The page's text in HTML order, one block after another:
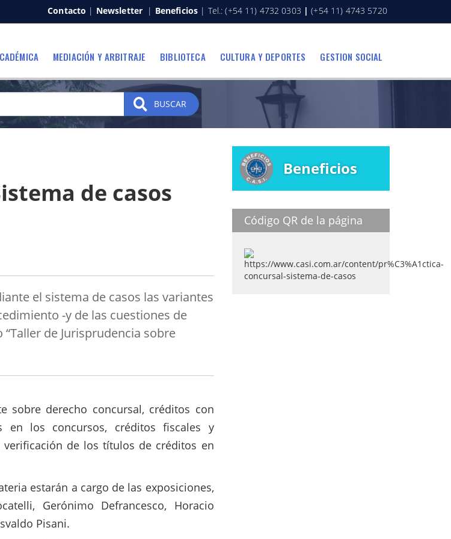
Contacto | Newsletter | Beneficios | Tel.: (+54 11) 4732 0303 | (+54 11) 4743 5720
MEDIACIÓN Y ARBITRAJE BIBLIOTECA CULTURA Y DEPORTES GESTION SOCIAL
BUSCAR
de casos
el sistema de casos las variantes
-y de las cuestiones de
de Jurisprudencia sobre
sobre derecho concursal, créditos con
en los concursos, créditos fiscales y
de los títulos de créditos en
estarán a cargo de las exposiciones,
Gerónimo Defrancesco, Horacio
Pisani.
Beneficios
Código QR de la página